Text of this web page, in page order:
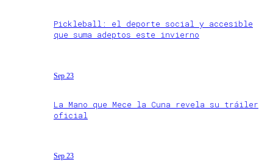
Pickleball: el deporte social y accesible
que suma adeptos este invierno
Sep 23
La Mano que Mece la Cuna revela su tráiler
oficial
Sep 23